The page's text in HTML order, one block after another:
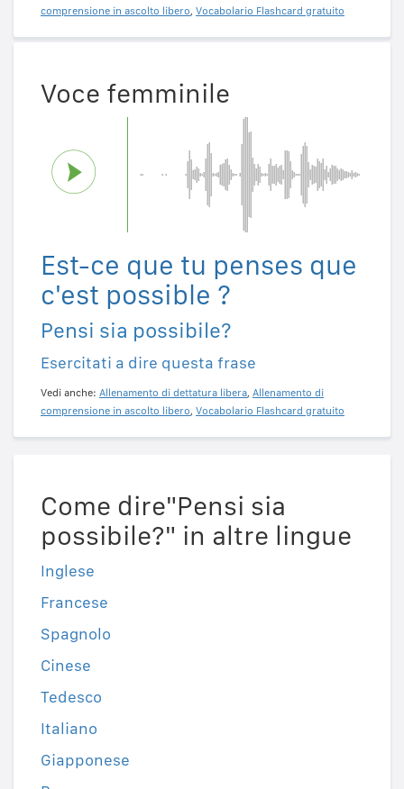
comprensione in ascolto libero, Vocabolario Flashcard gratuito
Voce femminile
Est-ce que tu penses que
c'est possible ?
Pensi sia possibile?
Esercitati a dire questa frase
Vedi anche: Allenamento di dettatura libera, Allenamento di
comprensione in ascolto libero, Vocabolario Flashcard gratuito
Come dire"Pensi sia
possibile?" in altre lingue
Inglese
Francese
Spagnolo
Cinese
Tedesco
Italiano
Giapponese